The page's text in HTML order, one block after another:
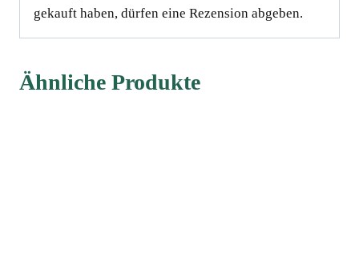
gekauft haben, dürfen eine Rezension abgeben.
Ähnliche Produkte